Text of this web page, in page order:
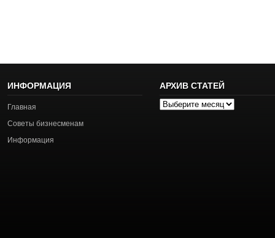
ИНФОРМАЦИЯ
Главная
Советы бизнесменам
Информация
АРХИВ СТАТЕЙ
Архив